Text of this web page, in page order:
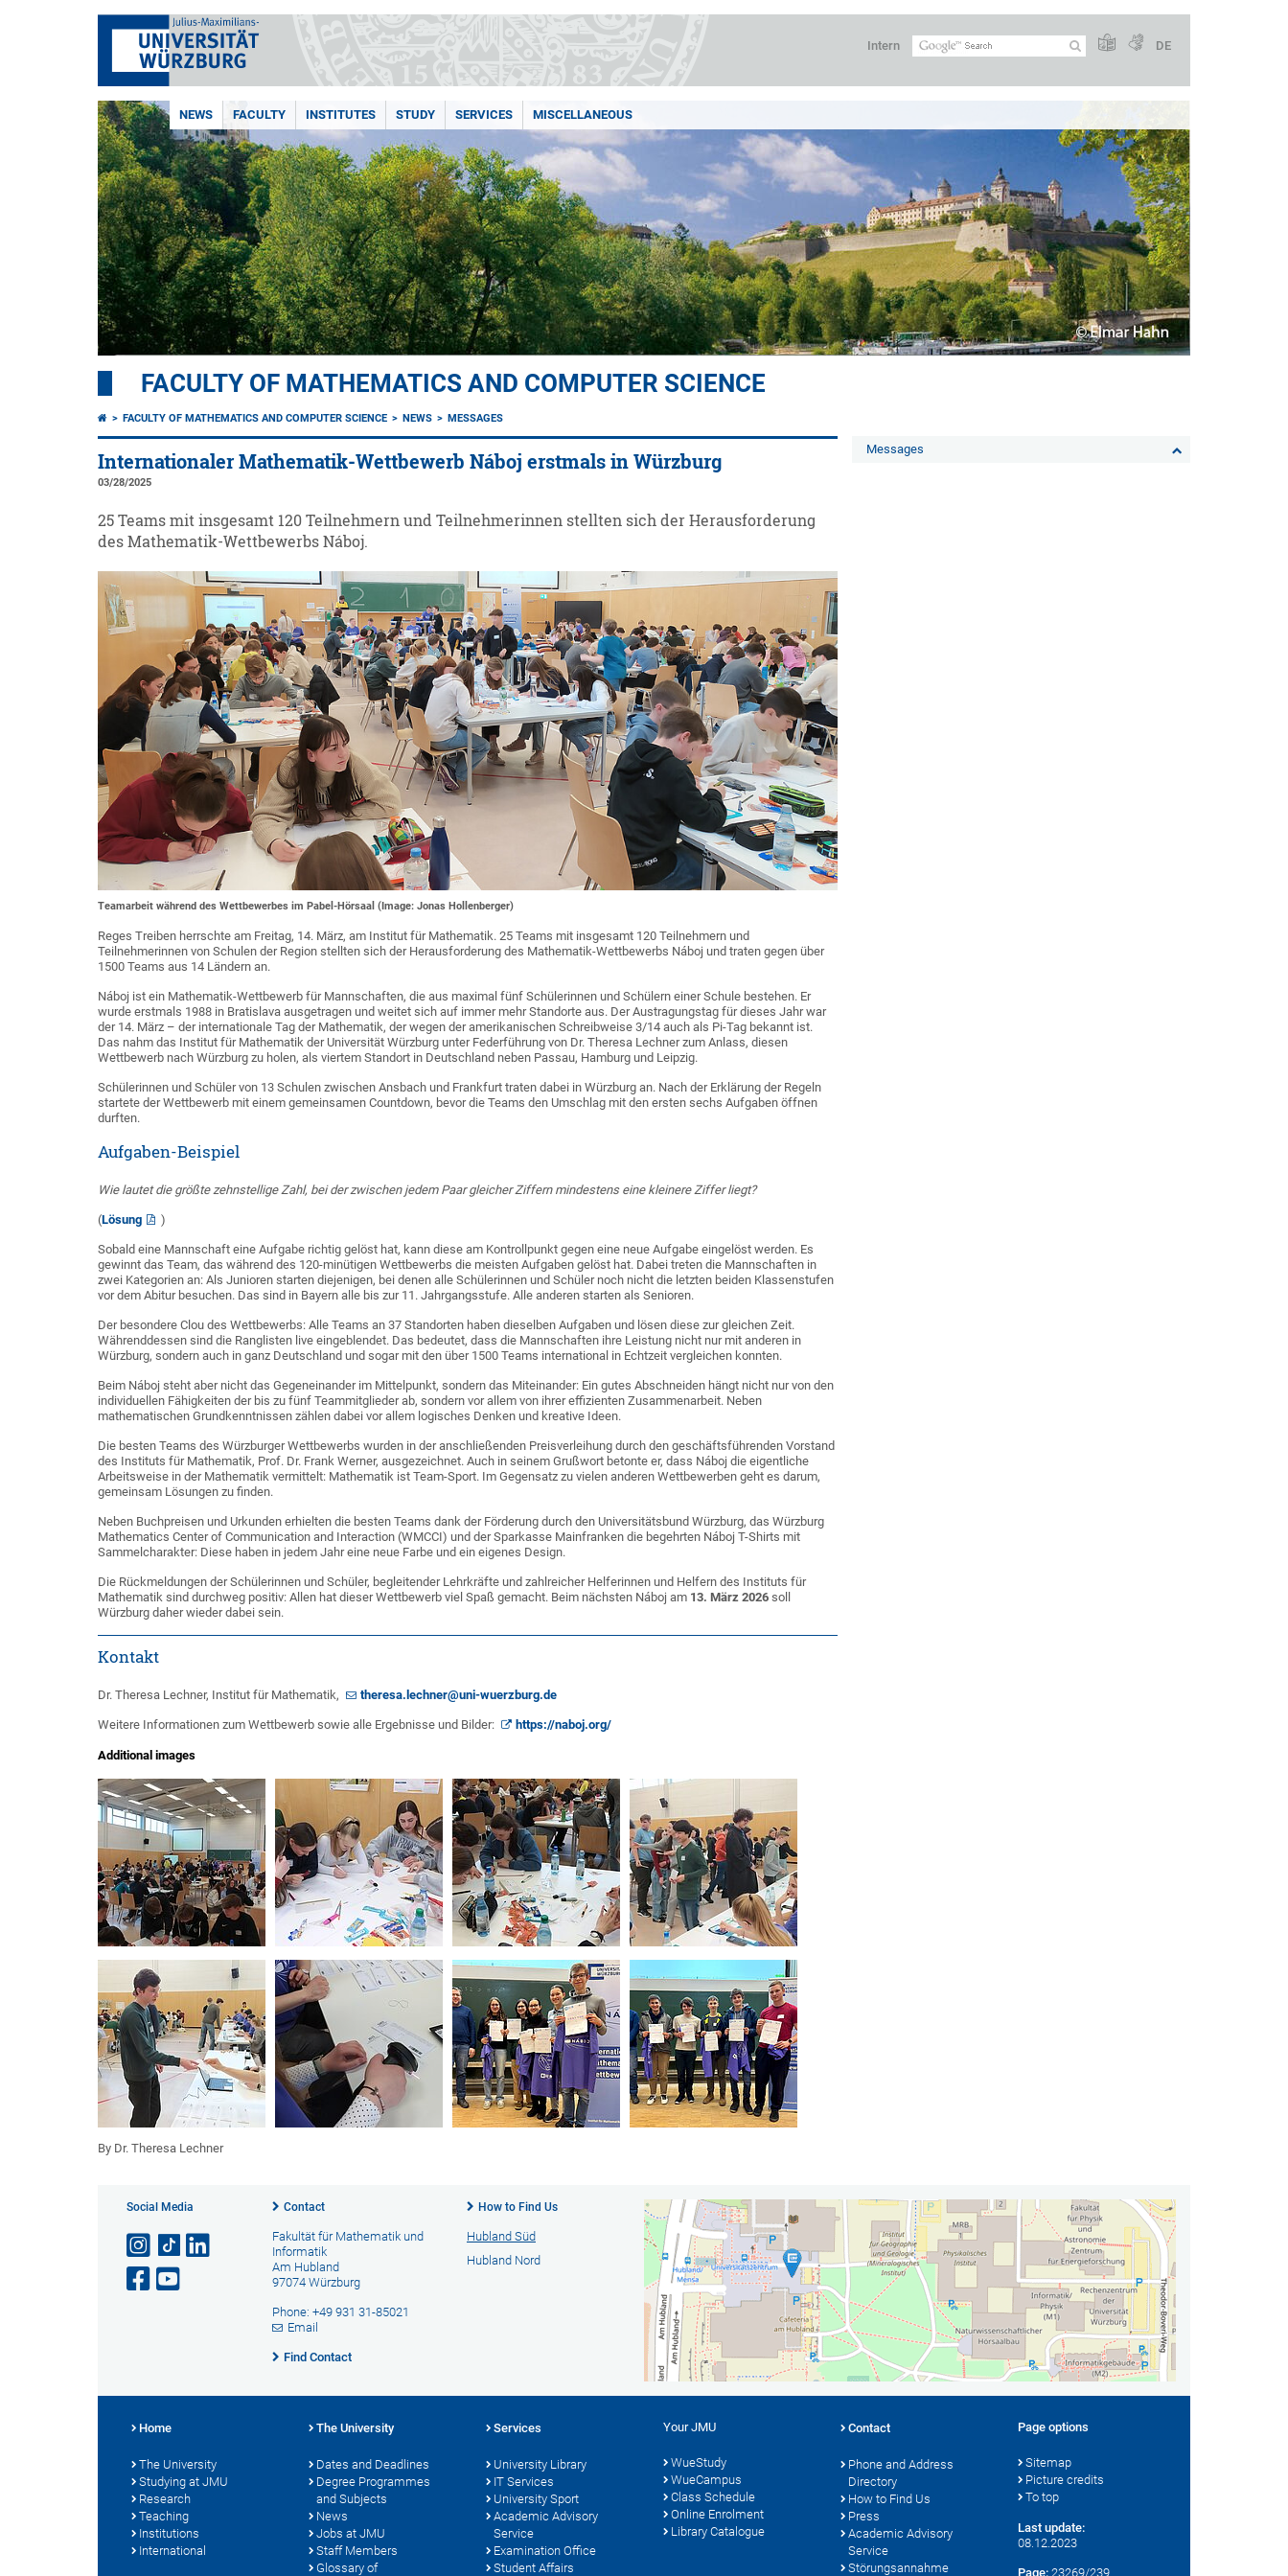
Intern DE
NEWS FACULTY INSTITUTES STUDY SERVICES MISCELLANEOUS
FACULTY OF MATHEMATICS AND COMPUTER SCIENCE
FACULTY OF MATHEMATICS AND COMPUTER SCIENCE NEWS MESSAGES
Internationaler Mathematik-Wettbewerb Náboj erstmals in Würzburg
03/28/2025
25 Teams mit insgesamt 120 Teilnehmern und Teilnehmerinnen stellten sich der Herausforderung
des Mathematik-Wettbewerbs Náboj.
Teamarbeit während des Wettbewerbes im Pabel-Hörsaal (Image: Jonas Hollenberger)
Reges Treiben herrschte am Freitag, 14. März, am Institut für Mathematik. 25 Teams mit insgesamt 120 Teilnehmern und
Teilnehmerinnen von Schulen der Region stellten sich der Herausforderung des Mathematik-Wettbewerbs Náboj und traten gegen über
1500 Teams aus 14 Ländern an.
Náboj ist ein Mathematik-Wettbewerb für Mannschaften, die aus maximal fünf Schülerinnen und Schülern einer Schule bestehen. Er
wurde erstmals 1988 in Bratislava ausgetragen und weitet sich auf immer mehr Standorte aus. Der Austragungstag für dieses Jahr war
der 14. März – der internationale Tag der Mathematik, der wegen der amerikanischen Schreibweise 3/14 auch als Pi-Tag bekannt ist.
Das nahm das Institut für Mathematik der Universität Würzburg unter Federführung von Dr. Theresa Lechner zum Anlass, diesen
Wettbewerb nach Würzburg zu holen, als viertem Standort in Deutschland neben Passau, Hamburg und Leipzig.
Schülerinnen und Schüler von 13 Schulen zwischen Ansbach und Frankfurt traten dabei in Würzburg an. Nach der Erklärung der Regeln
startete der Wettbewerb mit einem gemeinsamen Countdown, bevor die Teams den Umschlag mit den ersten sechs Aufgaben öffnen
durften.
Aufgaben-Beispiel
Wie lautet die größte zehnstellige Zahl, bei der zwischen jedem Paar gleicher Ziffern mindestens eine kleinere Ziffer liegt?
(Lösung )
Sobald eine Mannschaft eine Aufgabe richtig gelöst hat, kann diese am Kontrollpunkt gegen eine neue Aufgabe eingelöst werden. Es
gewinnt das Team, das während des 120-minütigen Wettbewerbs die meisten Aufgaben gelöst hat. Dabei treten die Mannschaften in
zwei Kategorien an: Als Junioren starten diejenigen, bei denen alle Schülerinnen und Schüler noch nicht die letzten beiden Klassenstufen
vor dem Abitur besuchen. Das sind in Bayern alle bis zur 11. Jahrgangsstufe. Alle anderen starten als Senioren.
Der besondere Clou des Wettbewerbs: Alle Teams an 37 Standorten haben dieselben Aufgaben und lösen diese zur gleichen Zeit.
Währenddessen sind die Ranglisten live eingeblendet. Das bedeutet, dass die Mannschaften ihre Leistung nicht nur mit anderen in
Würzburg, sondern auch in ganz Deutschland und sogar mit den über 1500 Teams international in Echtzeit vergleichen konnten.
Beim Náboj steht aber nicht das Gegeneinander im Mittelpunkt, sondern das Miteinander: Ein gutes Abschneiden hängt nicht nur von den
individuellen Fähigkeiten der bis zu fünf Teammitglieder ab, sondern vor allem von ihrer effizienten Zusammenarbeit. Neben
mathematischen Grundkenntnissen zählen dabei vor allem logisches Denken und kreative Ideen.
Die besten Teams des Würzburger Wettbewerbs wurden in der anschließenden Preisverleihung durch den geschäftsführenden Vorstand
des Instituts für Mathematik, Prof. Dr. Frank Werner, ausgezeichnet. Auch in seinem Grußwort betonte er, dass Náboj die eigentliche
Arbeitsweise in der Mathematik vermittelt: Mathematik ist Team-Sport. Im Gegensatz zu vielen anderen Wettbewerben geht es darum,
gemeinsam Lösungen zu finden.
Neben Buchpreisen und Urkunden erhielten die besten Teams dank der Förderung durch den Universitätsbund Würzburg, das Würzburg
Mathematics Center of Communication and Interaction (WMCCI) und der Sparkasse Mainfranken die begehrten Náboj T-Shirts mit
Sammelcharakter: Diese haben in jedem Jahr eine neue Farbe und ein eigenes Design.
Die Rückmeldungen der Schülerinnen und Schüler, begleitender Lehrkräfte und zahlreicher Helferinnen und Helfern des Instituts für
Mathematik sind durchweg positiv: Allen hat dieser Wettbewerb viel Spaß gemacht. Beim nächsten Náboj am 13. März 2026 soll
Würzburg daher wieder dabei sein.
Kontakt
Dr. Theresa Lechner, Institut für Mathematik, theresa.lechner@uni-wuerzburg.de
Weitere Informationen zum Wettbewerb sowie alle Ergebnisse und Bilder: https://naboj.org/
Additional images
By Dr. Theresa Lechner
Messages
Social Media Contact
Fakultät für Mathematik und
Informatik
Am Hubland
97074 Würzburg
Phone: +49 931 31-85021
Email
Find Contact
How to Find Us
Hubland Süd
Hubland Nord
Home
The University
Studying at JMU
Research
Teaching
Institutions
International
The University
Dates and Deadlines
Degree Programmes
and Subjects
News
Jobs at JMU
Staff Members
Glossary of
Services
University Library
IT Services
University Sport
Academic Advisory
Service
Examination Office
Student Affairs
Your JMU
WueStudy
WueCampus
Class Schedule
Online Enrolment
Library Catalogue
Contact
Phone and Address
Directory
How to Find Us
Press
Academic Advisory
Service
Störungsannahme
Page options
Sitemap
Picture credits
To top
Last update:
08.12.2023
Page: 23269/239